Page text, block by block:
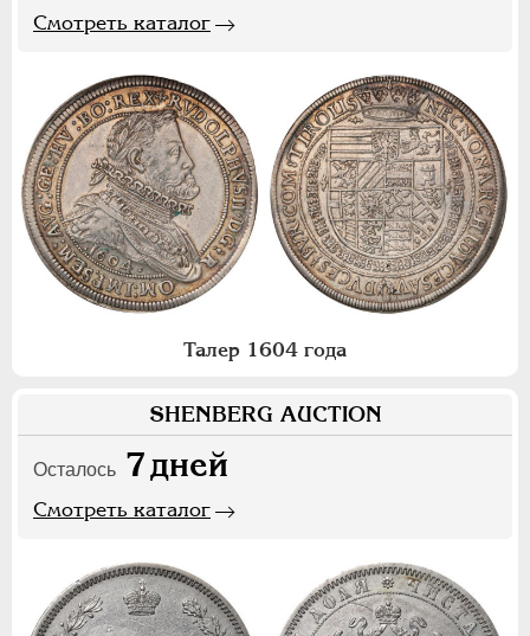
Смотреть каталог
Талер 1604 года
SHENBERG AUCTION
Осталось 7дней
Смотреть каталог